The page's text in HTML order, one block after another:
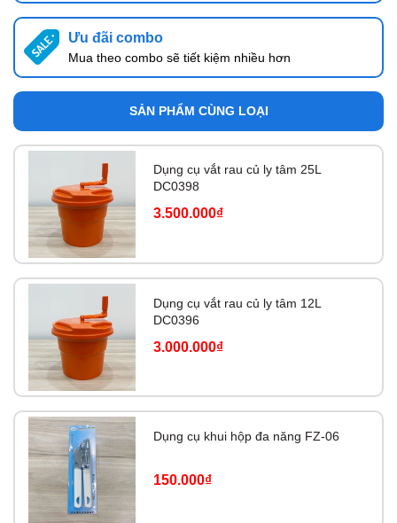
Ưu đãi combo
Mua theo combo sẽ tiết kiệm nhiều hơn
SẢN PHẨM CÙNG LOẠI
Dụng cụ vắt rau củ ly tâm 25L
DC0398
3.500.000₫
Dụng cụ vắt rau củ ly tâm 12L
DC0396
3.000.000₫
Dụng cụ khui hộp đa năng FZ-06
150.000₫